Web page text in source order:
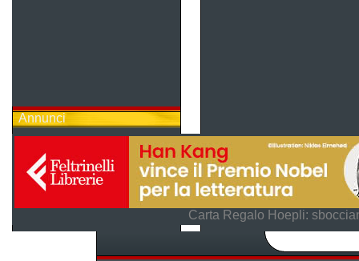
Annunci
Carta Regalo Hoepli: